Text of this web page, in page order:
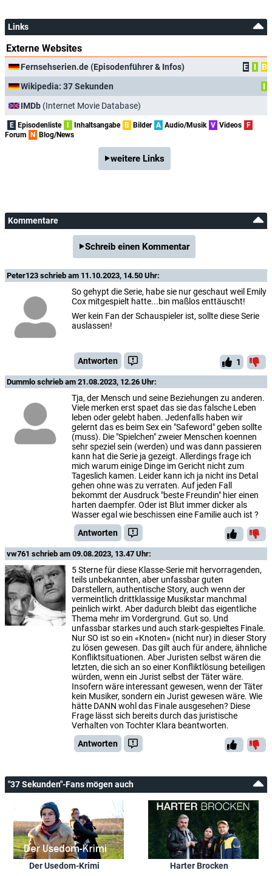
Links
Externe Websites
Fernsehserien.de (Episodenführer & Infos) E I
B
Wikipedia: 37 Sekunden
I
IMDb (Internet Movie Database)
E Episodenliste Inhaltsangabe B Bilder A Audio/Musik V Videos
F
Forum
N Blog/News
weitere Links
Kommentare
Schreib einen Kommentar
Peter123 schrieb am 11.10.2023, 14.50 Uhr:
So gehypt die Serie, habe sie nur geschaut weil Emily
Cox mitgespielt hatte...bin maßlos enttäuscht!
Wer kein Fan der Schauspieler ist, sollte diese Serie
auslassen!
Antworten 1
Dummlo schrieb am 21.08.2023, 12.26 Uhr:
Tja, der Mensch und seine Beziehungen zu anderen.
Viele merken erst spaet das sie das falsche Leben
leben oder gelebt haben. Jedenfalls haben wir
gelernt das es beim Sex ein "Safeword" geben sollte
(muss). Die "Spielchen" zweier Menschen koennen
sehr speziel sein (werden) und was dann passieren
kann hat die Serie ja gezeigt. Allerdings frage ich
mich warum einige Dinge im Gericht nicht zum
Tageslich kamen. Leider kann ich ja nicht ins Detal
gehen ohne was zu verraten. Auf jeden Fall
bekommt der Ausdruck "beste Freundin" hier einen
harten daempfer. Oder ist Blut immer dicker als
Wasser egal wie beschissen eine Familie auch ist ?
Antworten
vw761 schrieb am 09.08.2023, 13.47 Uhr:
5 Sterne für diese Klasse-Serie mit hervorragenden,
teils unbekannten, aber unfassbar guten
Darstellern, authentische Story, auch wenn der
vermeintlich drittklassige Musikstar manchmal
peinlich wirkt. Aber dadurch bleibt das eigentliche
Thema mehr im Vordergrund. Gut so. Und
unfassbar starkes und auch stark-gespieltes Finale.
Nur SO ist so ein «Knoten» (nicht nur) in dieser Story
zu lösen gewesen. Das gilt auch für andere, ähnliche
Konfliktsituationen. Aber Juristen selbst wären die
letzten, die sich an so einer Konfliktlösung beteiligen
würden, wenn ein Jurist selbst der Täter wäre.
Insofern wäre interessant gewesen, wenn der Täter
kein Musiker, sondern ein Jurist gewesen wäre. Wie
hätte DANN wohl das Finale ausgesehen? Diese
Frage lässt sich bereits durch das juristische
Verhalten von Tochter Klara beantworten.
Antworten
"37 Sekunden"-Fans mögen auch
Der Usedom-Krimi Harter Brocken